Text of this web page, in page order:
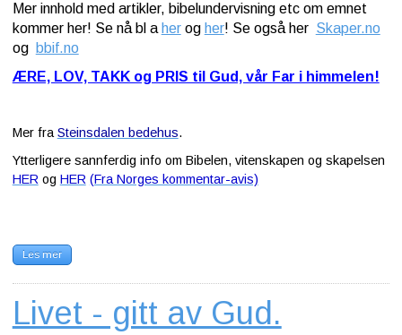
Mer innhold med artikler, bibelundervisning etc om emnet
kommer her! Se nå bl a herog her! Se også her Skaper.no
og bbif.no
ÆRE, LOV, TAKK og PRIS til Gud, vår Far i himmelen!
Mer fra Steinsdalen bedehus.
Ytterligere sannferdig info om Bibelen, vitenskapen og skapelsen
HER og HER (Fra Norges kommentar-avis)
Les mer
Livet - gitt av Gud.